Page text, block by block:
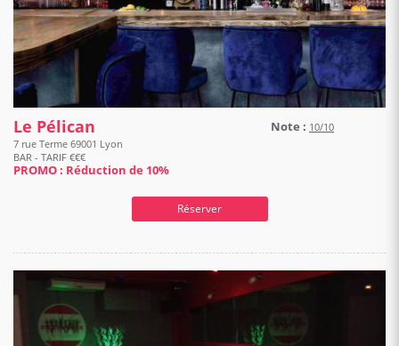
Le Pélican Note : 10/10
7 rue Terme 69001 Lyon
BAR - TARIF €€€
PROMO : Réduction de 10%
Réserver